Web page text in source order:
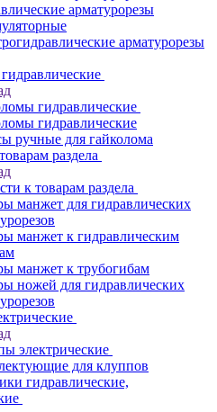
арматурорезы
арматурорезы
гидравлические
гидравлические
ручные для гайколома
раздела
к товарам раздела
манжет для гидравлических
манжет к гидравлическим
манжет к трубогибам
ножей для гидравлических
электрические
для клуппов
гидравлические,